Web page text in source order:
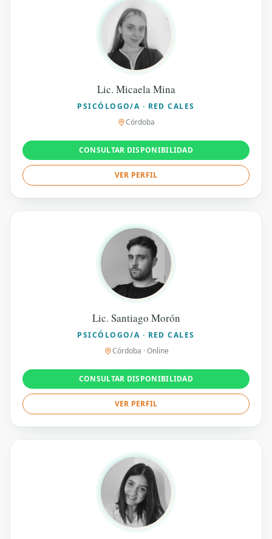
Lic. Micaela Mina
PSICÓLOGO/A · RED CALES
Córdoba
CONSULTAR DISPONIBILIDAD
VER PERFIL
Lic. Santiago Morón
PSICÓLOGO/A · RED CALES
Córdoba · Online
CONSULTAR DISPONIBILIDAD
VER PERFIL